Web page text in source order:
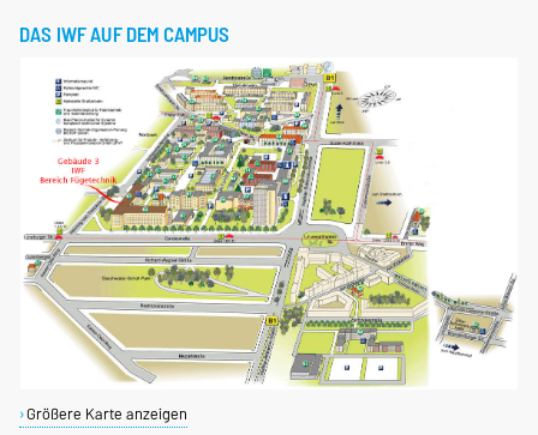
DAS IWF AUF DEM CAMPUS
Größere Karte anzeigen